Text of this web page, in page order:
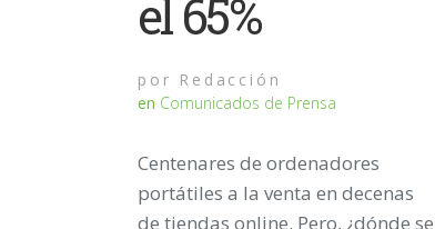
el 65%
por Redacción
en Comunicados de Prensa
Centenares de ordenadores
portátiles a la venta en decenas
de tiendas online. Pero, ¿dónde se